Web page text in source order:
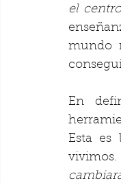
el
mundo
En
Esta es